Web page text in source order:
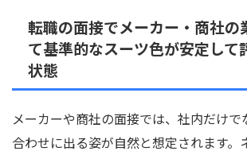
転職の面接でメーカー・商社の
て基準的なスーツ色が安定して
状態
メーカーや商社の面接では、社内だけで
合わせに出る姿が自然と想定されます。